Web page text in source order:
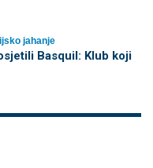
jahanje
Basquil: Klub koji